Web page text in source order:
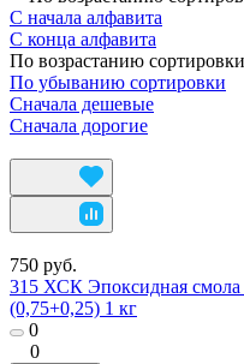
С начала алфавита
С конца алфавита
По возрастанию сортировки
По убыванию сортировки
Сначала дешевые
Сначала дорогие
750 руб.
315 ХСК Эпоксидная смола
(0,75+0,25) 1 кг
0
0